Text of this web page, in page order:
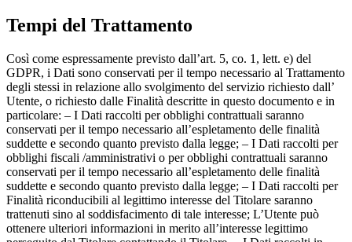
Tempi del Trattamento
Così come espressamente previsto dall’art. 5, co. 1, lett. e) del
GDPR, i Dati sono conservati per il tempo necessario al Trattamento
degli stessi in relazione allo svolgimento del servizio richiesto dall’
Utente, o richiesto dalle Finalità descritte in questo documento e in
particolare: – I Dati raccolti per obblighi contrattuali saranno
conservati per il tempo necessario all’espletamento delle finalità
suddette e secondo quanto previsto dalla legge; – I Dati raccolti per
obblighi fiscali /amministrativi o per obblighi contrattuali saranno
conservati per il tempo necessario all’espletamento delle finalità
suddette e secondo quanto previsto dalla legge; – I Dati raccolti per
Finalità riconducibili al legittimo interesse del Titolare saranno
trattenuti sino al soddisfacimento di tale interesse; L’Utente può
ottenere ulteriori informazioni in merito all’interesse legittimo